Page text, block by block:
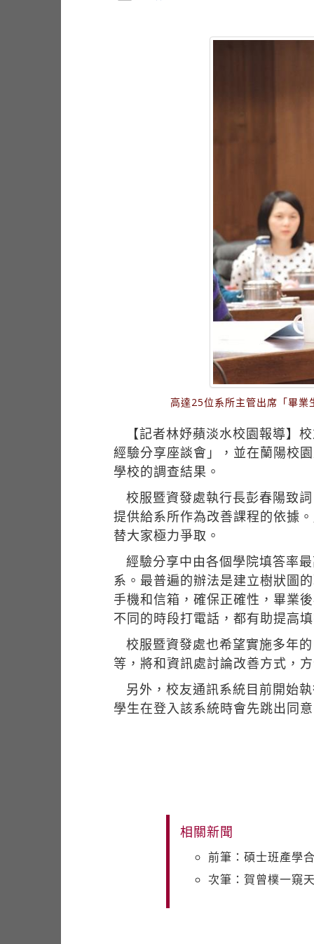
高達25位系所主管出席「畢業
【記者林妤蘋淡水校園報導】
經驗分享座談會」，並在蘭陽校
學校的調查結果。
校服暨資發處執行長彭春陽致
提供給系所作為改善課程的依據
替大家極力爭取。
經驗分享中由各個學院填答率
系。最普遍的辦法是建立樹狀圖
手機和信箱，確保正確性，畢業
不同的時段打電話，都有助提高
校服暨資發處也希望實施多年
等，將和資訊處討論改善方式，
另外，校友通訊系統目前開始
學生在登入該系統時會先跳出同
相關新聞
前筆：碩士班產學
次筆：賀曾樸一窺